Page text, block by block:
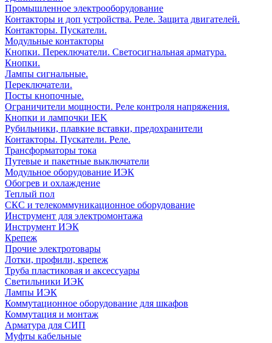
Промышленное электрооборудование
Контакторы и доп устройства. Реле. Защита двигателей.
Контакторы. Пускатели.
Модульные контакторы
Кнопки. Переключатели. Светосигнальная арматура.
Кнопки.
Лампы сигнальные.
Переключатели.
Посты кнопочные.
Ограничители мощности. Реле контроля напряжения.
Кнопки и лампочки IEK
Рубильники, плавкие вставки, предохранители
Контакторы. Пускатели. Реле.
Трансформаторы тока
Путевые и пакетные выключатели
Модульное оборудование ИЭК
Обогрев и охлаждение
Теплый пол
СКС и телекоммуникационное оборудование
Инструмент для электромонтажа
Инструмент ИЭК
Крепеж
Прочие электротовары
Лотки, профили, крепеж
Труба пластиковая и аксессуары
Светильники ИЭК
Лампы ИЭК
Коммутационное оборудование для шкафов
Коммутация и монтаж
Арматура для СИП
Муфты кабельные